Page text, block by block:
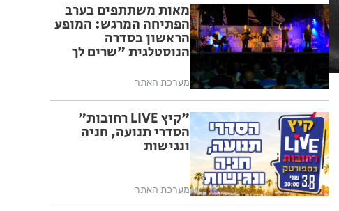
מאות משתתפים בערב
הפתיחה המרגש: המופע
הראשון בסדרה
הנוסטלגית "שרים לך
ה-17
מערכת האתר
"קיץ LIVE רחובות"
הסדרי תנועה, חניה
ונגישות
מערכת האתר